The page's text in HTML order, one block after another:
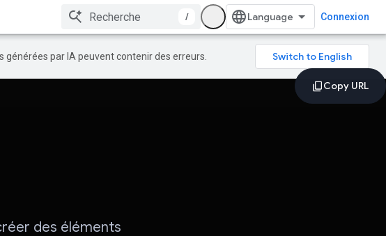
/ Connexion
par IA peuvent contenir des erreurs.
des éléments